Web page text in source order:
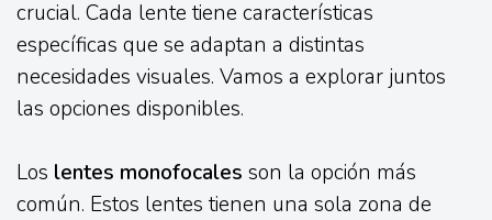
crucial. Cada lente tiene características
específicas que se adaptan a distintas
necesidades visuales. Vamos a explorar juntos
las opciones disponibles.
Los lentes monofocales son la opción más
común. Estos lentes tienen una sola zona de